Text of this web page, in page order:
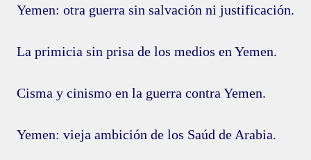
Yemen: otra guerra sin salvación ni justificación.
La primicia sin prisa de los medios en Yemen.
Cisma y cinismo en la guerra contra Yemen.
Yemen: vieja ambición de los Saúd de Arabia.